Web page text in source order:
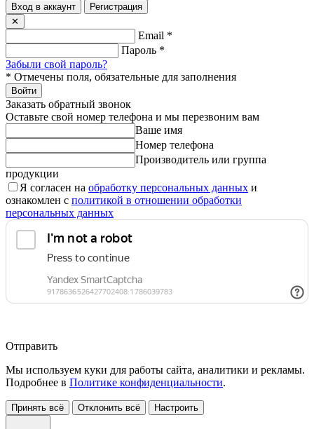
Вход в аккаунт
Регистрация
✕
Email *
Пароль *
Забыли свой пароль?
* Отмечены поля, обязательные для заполнения
Войти
Заказать обратный звонок
Оставьте свой номер телефона и мы перезвоним вам
Ваше имя
Номер телефона
Производитель или группа
продукции
Я согласен на обработку персональных данных и
ознакомлен с политикой в отношении обработки
персональных данных
Отправить
Мы используем куки для работы сайта, аналитики и рекламы.
Подробнее в Политике конфиденциальности.
Принять всё Отклонить всё Настроить